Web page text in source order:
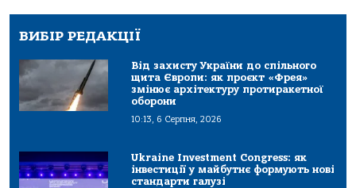
ВИБІР РЕДАКЦІЇ
Від захисту України до спільного
щита Європи: як проєкт «Фрея»
змінює архітектуру протиракетної
оборони
10:13, 6 Серпня, 2026
Ukraine Investment Congress: як
інвестиції у майбутнє формують нові
стандарти галузі